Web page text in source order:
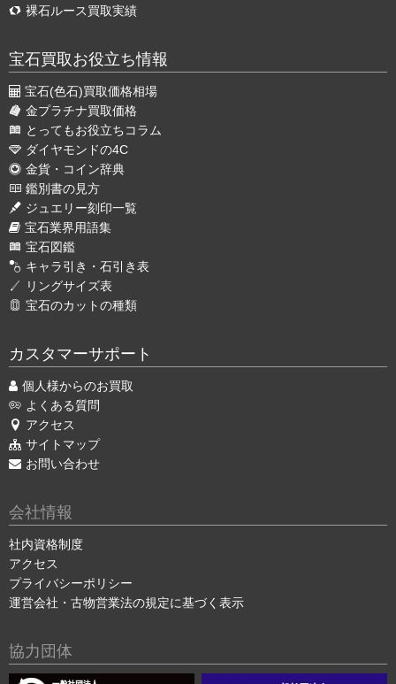
裸石ルース買取実績
宝石買取お役立ち情報
宝石(色石)買取価格相場
金プラチナ買取価格
とってもお役立ちコラム
ダイヤモンドの4C
金貨・コイン辞典
鑑別書の見方
ジュエリー刻印一覧
宝石業界用語集
宝石図鑑
キャラ引き・石引き表
リングサイズ表
宝石のカットの種類
カスタマーサポート
個人様からのお買取
よくある質問
アクセス
サイトマップ
お問い合わせ
会社情報
社内資格制度
アクセス
プライバシーポリシー
運営会社・古物営業法の規定に基づく表示
協力団体